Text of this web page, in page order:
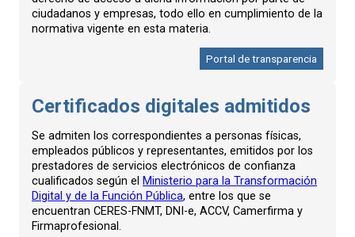
ciudadanos y empresas, todo ello en cumplimiento de la
normativa vigente en esta materia.
Portal de transparencia
Certificados digitales admitidos
Se admiten los correspondientes a personas físicas,
empleados públicos y representantes, emitidos por los
prestadores de servicios electrónicos de confianza
cualificados según el Ministerio para la Transformación
Digital y de la Función Pública, entre los que se
encuentran CERES-FNMT, DNI-e, ACCV, Camerfirma y
Firmaprofesional.